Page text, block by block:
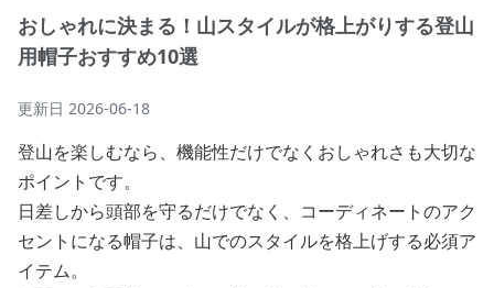
おしゃれに決まる！山スタイルが格上がりする登山
用帽子おすすめ10選
更新日 2026-06-18
登山を楽しむなら、機能性だけでなくおしゃれさも大切な
ポイントです。
日差しから頭部を守るだけでなく、コーディネートのアク
セントになる帽子は、山でのスタイルを格上げする必須ア
イテム。